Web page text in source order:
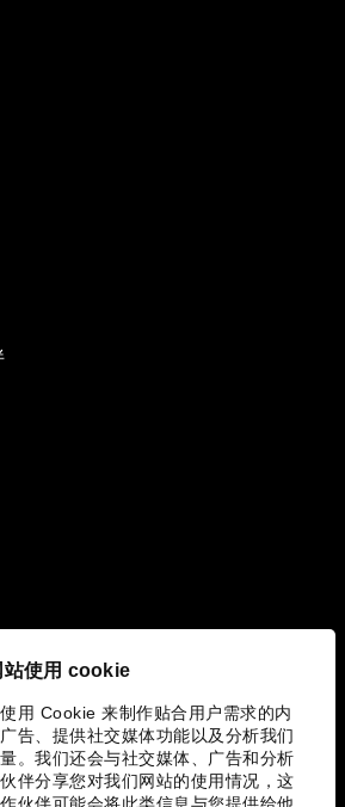
站使用 cookie
用 Cookie 来制作贴合用户需求的内
告、提供社交媒体功能以及分析我们
。我们还会与社交媒体、广告和分析
伴分享您对我们网站的使用情况，这